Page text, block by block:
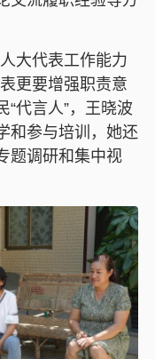
大代表工作能力
更要增强职责意
代言人”，王晓波
和参与培训，她还
题调研和集中视